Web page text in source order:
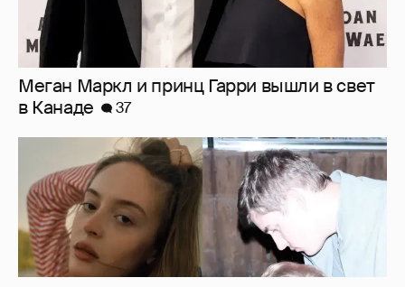
Внучка Никиты Михалкова Наталья с
мужем и сыном отдыхает на яхте